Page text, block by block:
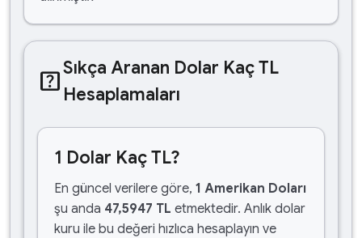
help_centerSıkça Aranan Dolar Kaç TL
Hesaplamaları
1 Dolar Kaç TL?
En güncel verilere göre, 1 Amerikan Doları
şu anda 47,5947 TL etmektedir. Anlık dolar
kuru ile bu değeri hızlıca hesaplayın ve